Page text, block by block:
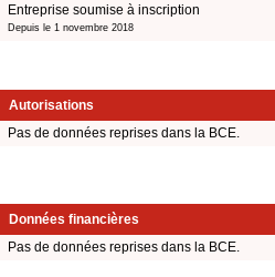
Entreprise soumise à inscription
Depuis le 1 novembre 2018
Autorisations
Pas de données reprises dans la BCE.
Données financières
Pas de données reprises dans la BCE.